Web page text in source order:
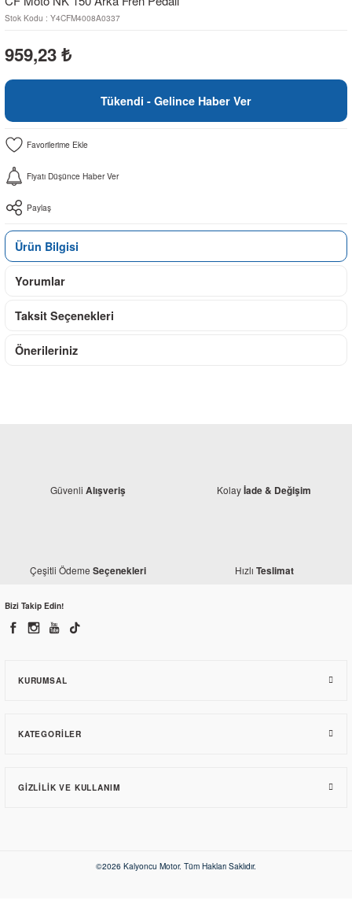
Stok Kodu : Y4CFM4008A0337
959,23 ₺
Tükendi - Gelince Haber Ver
Fiyatı Düşünce Haber Ver
Paylaş
Ürün Bilgisi
Yorumlar
Taksit Seçenekleri
Önerileriniz
Güvenli Alışveriş Kolayİade & Değişim
Çeşitli Ödeme Seçenekleri Hızlı Teslimat
Bizi Takip Edin!
KURUMSAL
KATEGORILER
GIZLILIK VE KULLANIM
©2026 Kalyoncu Motor. Tüm Hakları Saklıdır.